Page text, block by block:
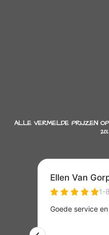
ALLE VERMELDE PRIJZEN